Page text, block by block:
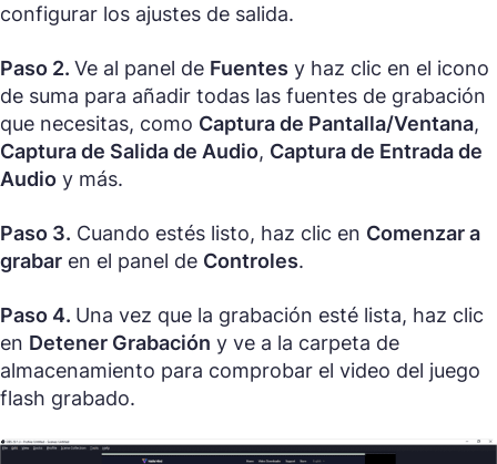
configurar los ajustes de salida.
Paso 2. Ve al panel de Fuentes y haz clic en el icono
de suma para añadir todas las fuentes de grabación
que necesitas, como Captura de Pantalla/Ventana,
Captura de Salida de Audio, Captura de Entrada de
Audio y más.
Paso 3. Cuando estés listo, haz clic en Comenzar a
grabar en el panel de Controles.
Paso 4. Una vez que la grabación esté lista, haz clic
en Detener Grabación y ve a la carpeta de
almacenamiento para comprobar el video del juego
flash grabado.